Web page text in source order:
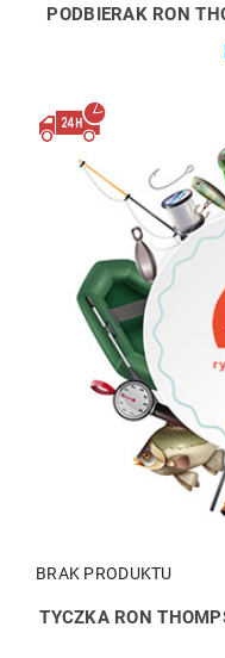
PODBIERAK RON
BRAK PRODUKTU
TYCZKA RON